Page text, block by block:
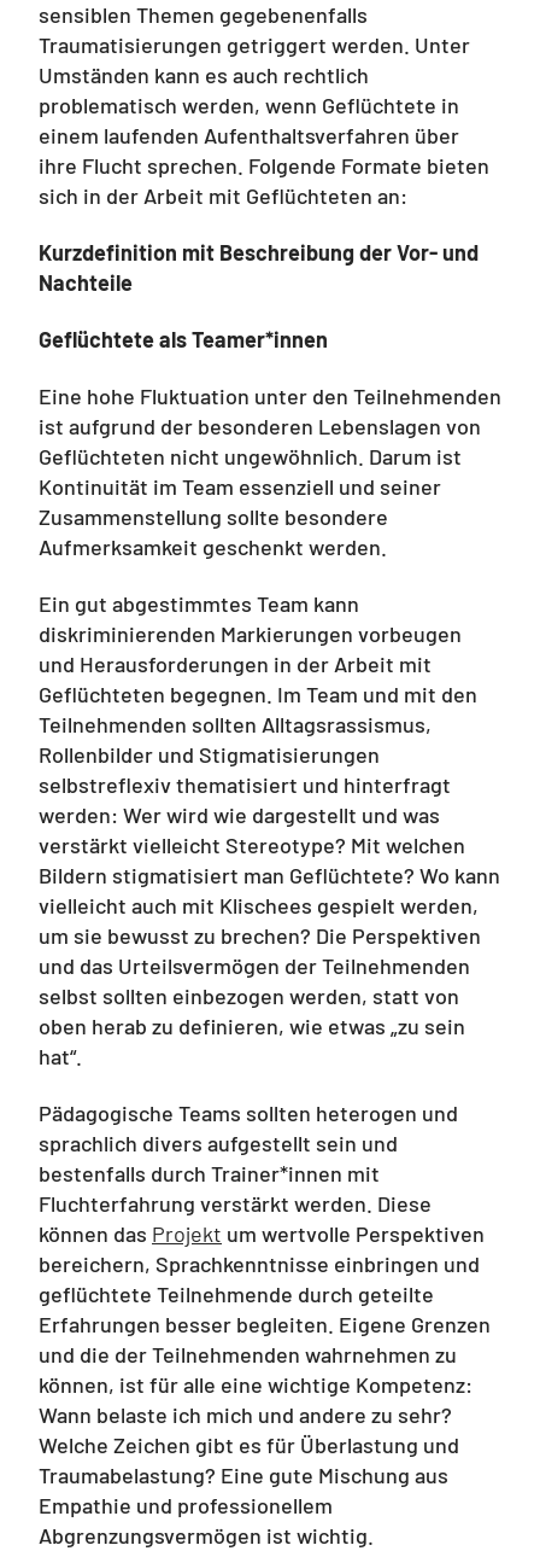
sensiblen Themen gegebenenfalls
Traumatisierungen getriggert werden. Unter
Umständen kann es auch rechtlich
problematisch werden, wenn Geflüchtete in
einem laufenden Aufenthaltsverfahren über
ihre Flucht sprechen. Folgende Formate bieten
sich in der Arbeit mit Geflüchteten an:
Kurzdefinition mit Beschreibung der Vor- und
Nachteile
Geflüchtete als Teamer*innen
Eine hohe Fluktuation unter den Teilnehmenden
ist aufgrund der besonderen Lebenslagen von
Geflüchteten nicht ungewöhnlich. Darum ist
Kontinuität im Team essenziell und seiner
Zusammenstellung sollte besondere
Aufmerksamkeit geschenkt werden.
Ein gut abgestimmtes Team kann
diskriminierenden Markierungen vorbeugen
und Herausforderungen in der Arbeit mit
Geflüchteten begegnen. Im Team und mit den
Teilnehmenden sollten Alltagsrassismus,
Rollenbilder und Stigmatisierungen
selbstreflexiv thematisiert und hinterfragt
werden: Wer wird wie dargestellt und was
verstärkt vielleicht Stereotype? Mit welchen
Bildern stigmatisiert man Geflüchtete? Wo kann
vielleicht auch mit Klischees gespielt werden,
um sie bewusst zu brechen? Die Perspektiven
und das Urteilsvermögen der Teilnehmenden
selbst sollten einbezogen werden, statt von
oben herab zu definieren, wie etwas „zu sein
hat“.
Pädagogische Teams sollten heterogen und
sprachlich divers aufgestellt sein und
bestenfalls durch Trainer*innen mit
Fluchterfahrung verstärkt werden. Diese
können das Projekt um wertvolle Perspektiven
bereichern, Sprachkenntnisse einbringen und
geflüchtete Teilnehmende durch geteilte
Erfahrungen besser begleiten. Eigene Grenzen
und die der Teilnehmenden wahrnehmen zu
können, ist für alle eine wichtige Kompetenz:
Wann belaste ich mich und andere zu sehr?
Welche Zeichen gibt es für Überlastung und
Traumabelastung? Eine gute Mischung aus
Empathie und professionellem
Abgrenzungsvermögen ist wichtig.